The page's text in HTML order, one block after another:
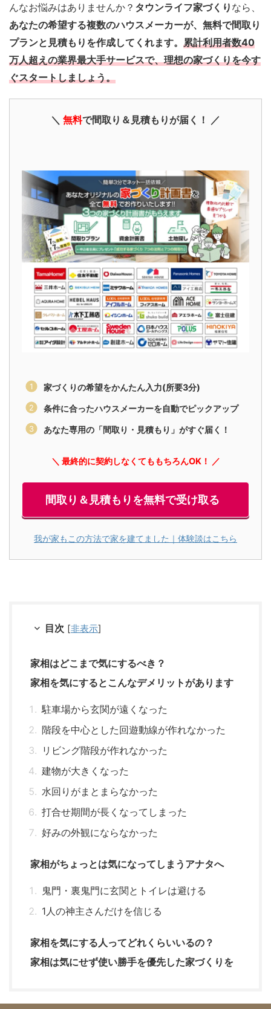
んなお悩みはありませんか？ タウンライフ家づくり なら、
あなたの希望する複数のハウスメーカーが、無料で間取り
プランと見積もりを作成してくれます。 累計利用者数40
万人超えの業界最大手サービスで、理想の家づくりを今す
ぐスタートしましょう。
＼ 無料で間取り＆見積もりが届く！ ／
家づくりの希望をかんたん入力(所要3分)
条件に合ったハウスメーカーを自動でピックアップ
あなた専用の「間取り・見積もり」がすぐ届く！
＼ 最終的に契約しなくてももちろんOK！ ／
間取り＆見積もりを無料で受け取る
我が家もこの方法で家を建てました｜体験談はこちら
目次 [非表示]
家相はどこまで気にするべき？
家相を気にするとこんなデメリットがあります
駐車場から玄関が遠くなった
階段を中心とした回遊動線が作れなかった
リビング階段が作れなかった
建物が大きくなった
水回りがまとまらなかった
打合せ期間が長くなってしまった
好みの外観にならなかった
家相がちょっとは気になってしまうアナタへ
鬼門・裏鬼門に玄関とトイレは避ける
1人の神主さんだけを信じる
家相を気にする人ってどれくらいいるの？
家相は気にせず使い勝手を優先した家づくりを